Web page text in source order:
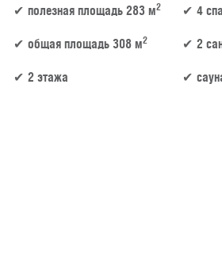
полезная площадь 283 м2
общая площадь 308 м2
2 этажа
4
2